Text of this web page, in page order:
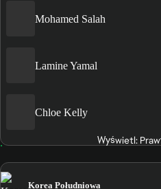
Mohamed Salah
Lamine Yamal
Chloe Kelly
Wyświetl:
Korea Południowa